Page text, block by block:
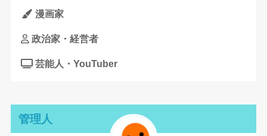
漫画家
政治家・経営者
芸能人・YouTuber
管理人